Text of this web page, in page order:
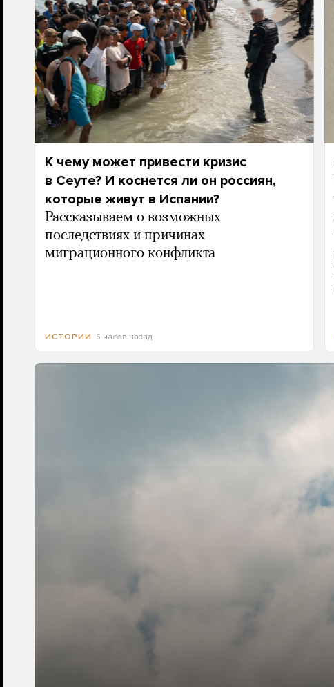
К чему может привести кризис
в Сеуте? И коснется ли он россиян,
которые живут в Испании?
Рассказываем о возможных
последствиях и причинах
миграционного конфликта
ИСТОРИИ 5 часов назад